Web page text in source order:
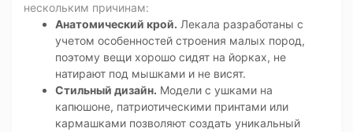
нескольким причинам:
Анатомический крой. Лекала разработаны с
учетом особенностей строения малых пород,
поэтому вещи хорошо сидят на йорках, не
натирают под мышками и не висят.
Стильный дизайн. Модели с ушками на
капюшоне, патриотическими принтами или
кармашками позволяют создать уникальный